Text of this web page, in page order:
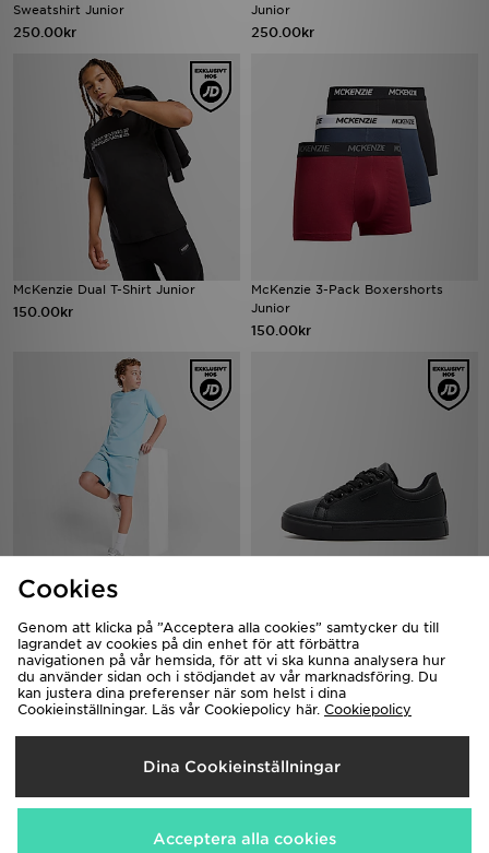
Sweatshirt Junior
250.00kr
Junior
250.00kr
McKenzie Dual T-Shirt Junior
150.00kr
McKenzie 3-Pack Boxershorts
Junior
150.00kr
McKenzie Type Fleece Shorts
Ord. pris 150.00kr
Nytt pris 100.00kr Spara 33%
Nytt pris250.00kr Spara 44%
Cookies
Genom att klicka på ”Acceptera alla cookies” samtycker du till
lagrandet av cookies på din enhet för att förbättra
navigationen på vår hemsida, för att vi ska kunna analysera hur
du använder sidan och i stödjandet av vår marknadsföring. Du
kan justera dina preferenser när som helst i dina
Cookieinställningar. Läs vår Cookiepolicy här. Cookiepolicy
Dina Cookieinställningar
Acceptera alla cookies